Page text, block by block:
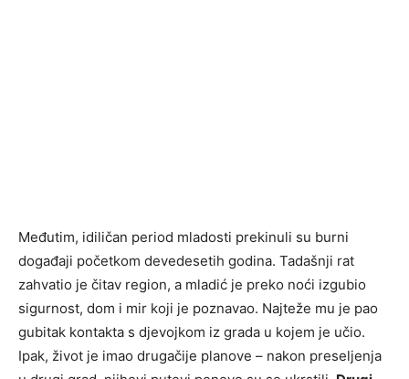
Međutim, idiličan period mladosti prekinuli su burni
događaji početkom devedesetih godina. Tadašnji rat
zahvatio je čitav region, a mladić je preko noći izgubio
sigurnost, dom i mir koji je poznavao. Najteže mu je pao
gubitak kontakta s djevojkom iz grada u kojem je učio.
Ipak, život je imao drugačije planove – nakon preseljenja